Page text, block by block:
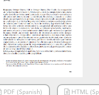
PDF (Spanish) HTML